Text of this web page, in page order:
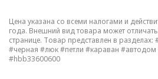
Цена указана со всеми налогами и
года. Внешний вид товара может
странице. Товар представлен в разделах:
#черная #люк#петли #караван #автодом
#hbb33600600